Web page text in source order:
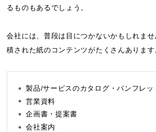
るものもあるでしょう。
会社には、普段は目につかないかもしれま
積された紙のコンテンツがたくさんあります
製品/サービスのカタログ・パンフレッ
営業資料
企画書・提案書
会社案内